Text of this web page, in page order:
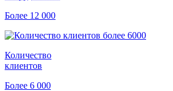
Более 12 000
Количество
клиентов
Более 6 000